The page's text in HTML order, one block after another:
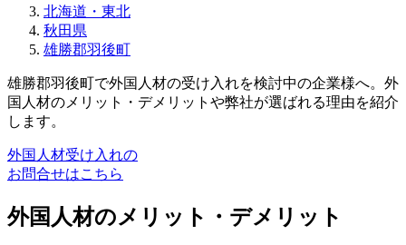
北海道・東北
秋田県
雄勝郡羽後町
雄勝郡羽後町で外国人材の受け入れを検討中の企業様へ。外
国人材のメリット・デメリットや弊社が選ばれる理由を紹介
します。
外国人材受け入れの
お問合せはこちら
外国人材のメリット・デメリット